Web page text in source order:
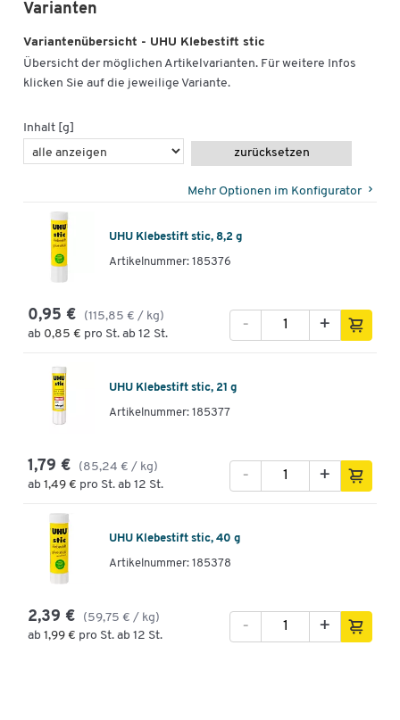
Varianten
Variantenübersicht - UHU Klebestift stic
Übersicht der möglichen Artikelvarianten. Für weitere Infos
klicken Sie auf die jeweilige Variante.
Inhalt [g]
zurücksetzen
Mehr Optionen im Konfigurator
UHU Klebestift stic, 8,2 g
Artikelnummer: 185376
0,95 €
(115,85 € / kg)
ab 0,85 € pro St. ab 12 St.
+
-
UHU Klebestift stic, 21 g
Artikelnummer: 185377
1,79 €
(85,24 € / kg)
ab 1,49 € pro St. ab 12 St.
+
-
UHU Klebestift stic, 40 g
Artikelnummer: 185378
2,39 €
(59,75 € / kg)
ab 1,99 € pro St. ab 12 St.
+
-